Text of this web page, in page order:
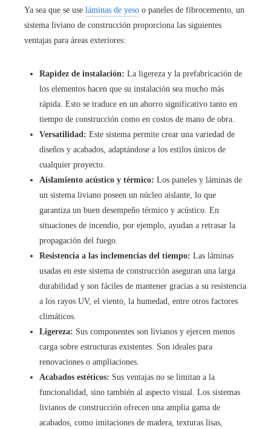
Ya sea que se use láminas de yeso o paneles de fibrocemento, un
sistema liviano de construcción proporciona las siguientes
ventajas para áreas exteriores:
Rapidez de instalación: La ligereza y la prefabricación de
los elementos hacen que su instalación sea mucho más
rápida. Esto se traduce en un ahorro significativo tanto en
tiempo de construcción como en costos de mano de obra.
Versatilidad: Este sistema permite crear una variedad de
diseños y acabados, adaptándose a los estilos únicos de
cualquier proyecto.
Aislamiento acústico y térmico: Los paneles y láminas de
un sistema liviano poseen un núcleo aislante, lo que
garantiza un buen desempeño térmico y acústico. En
situaciones de incendio, por ejemplo, ayudan a retrasar la
propagación del fuego.
Resistencia a las inclemencias del tiempo: Las láminas
usadas en este sistema de construcción aseguran una larga
durabilidad y son fáciles de mantener gracias a su resistencia
a los rayos UV, el viento, la humedad, entre otros factores
climáticos.
Ligereza: Sus componentes son livianos y ejercen menos
carga sobre estructuras existentes. Son ideales para
renovaciones o ampliaciones.
Acabados estéticos: Sus ventajas no se limitan a la
funcionalidad, sino también al aspecto visual. Los sistemas
livianos de construcción ofrecen una amplia gama de
acabados, como imitaciones de madera, texturas lisas,